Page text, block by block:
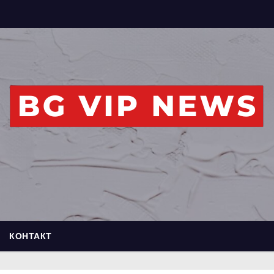
КОНТАКТ